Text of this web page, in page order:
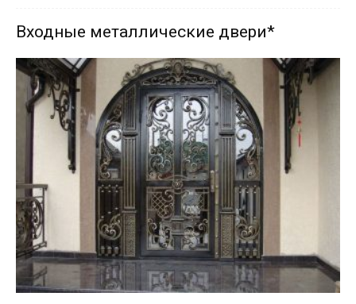
Входные металлические двери*